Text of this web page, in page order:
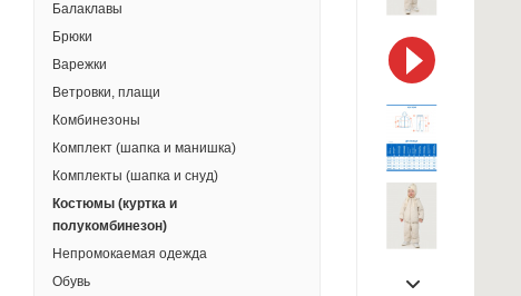
Балаклавы
Брюки
Варежки
Ветровки, плащи
Комбинезоны
Комплект (шапка и манишка)
Комплекты (шапка и снуд)
Костюмы (куртка и
полукомбинезон)
Непромокаемая одежда
Обувь